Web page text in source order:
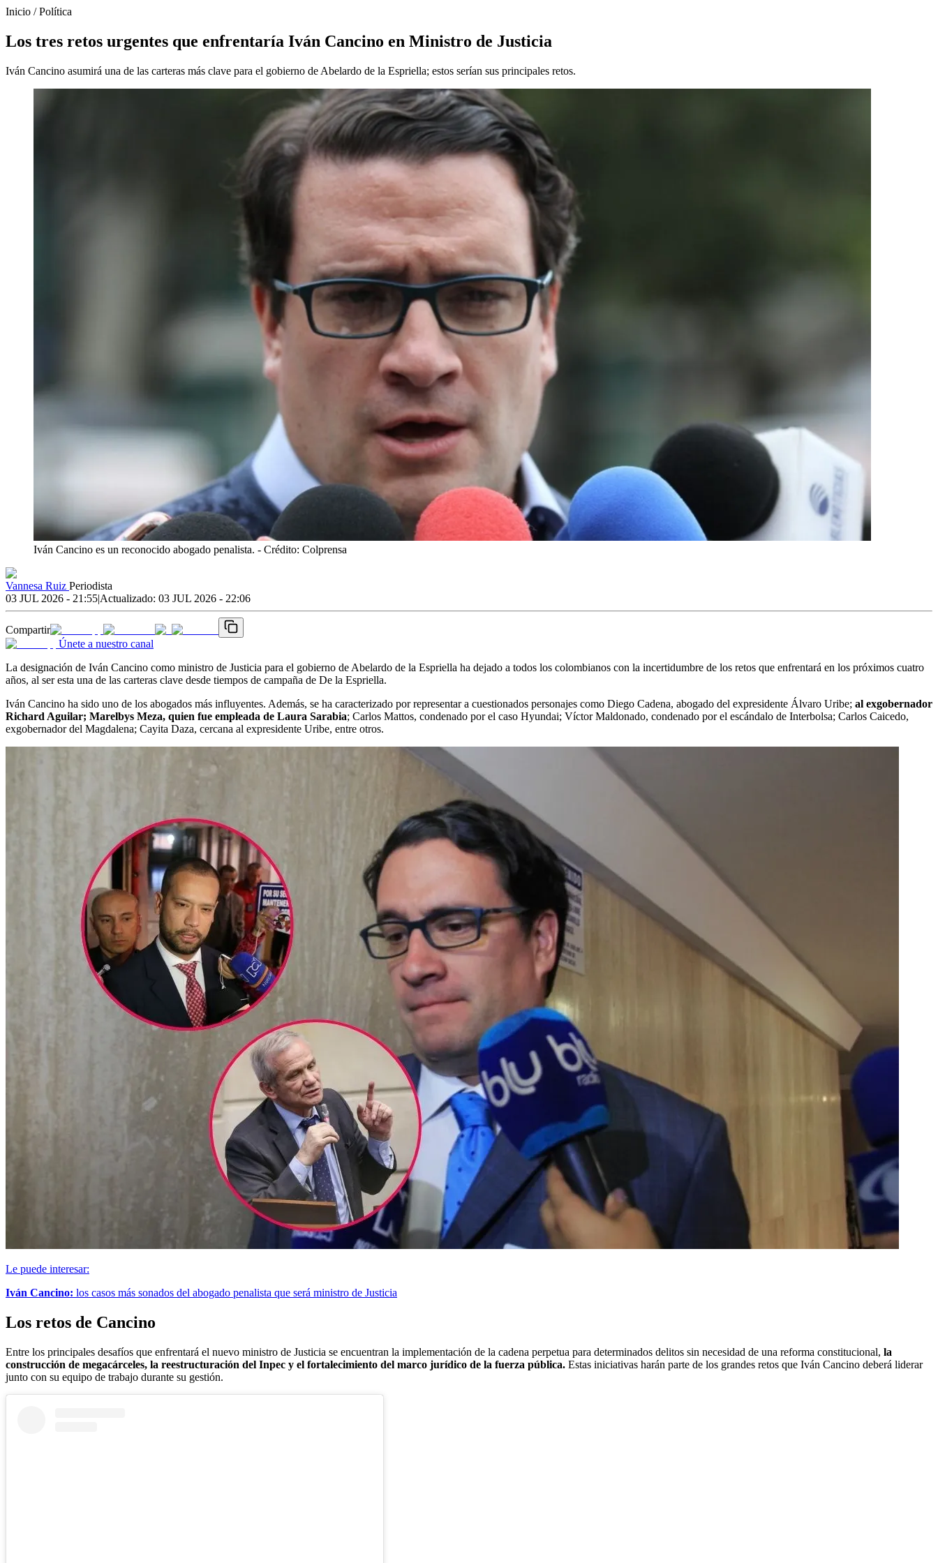
Inicio /Política
Los tres retos urgentes que enfrentaría Iván Cancino en Ministro de Justicia
Iván Cancino asumirá una de las carteras más clave para el gobierno de Abelardo de la Espriella; estos serían sus principales retos.
Iván Cancino es un reconocido abogado penalista. - Crédito: Colprensa
Vannesa Ruiz Periodista
03 JUL 2026 - 21:55|Actualizado: 03 JUL 2026 - 22:06
Compartir
Únete a nuestro canal
La designación de Iván Cancino como ministro de Justicia para el gobierno de Abelardo de la Espriella ha dejado a todos los colombianos con la incertidumbre de los retos que enfrentará en los próximos cuatro
años, al ser esta una de las carteras clave desde tiempos de campaña de De la Espriella.
Iván Cancino ha sido uno de los abogados más influyentes. Además, se ha caracterizado por representar a cuestionados personajes como Diego Cadena, abogado del expresidente Álvaro Uribe; al exgobernador
Richard Aguilar; Marelbys Meza, quien fue empleada de Laura Sarabia; Carlos Mattos, condenado por el caso Hyundai; Víctor Maldonado, condenado por el escándalo de Interbolsa; Carlos Caicedo,
exgobernador del Magdalena; Cayita Daza, cercana al expresidente Uribe, entre otros.
Le puede interesar:
Iván Cancino: los casos más sonados del abogado penalista que será ministro de Justicia
Los retos de Cancino
Entre los principales desafíos que enfrentará el nuevo ministro de Justicia se encuentran la implementación de la cadena perpetua para determinados delitos sin necesidad de una reforma constitucional, la
construcción de megacárceles, la reestructuración del Inpec y el fortalecimiento del marco jurídico de la fuerza pública. Estas iniciativas harán parte de los grandes retos que Iván Cancino deberá liderar
junto con su equipo de trabajo durante su gestión.